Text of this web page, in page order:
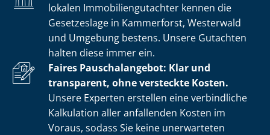
lokalen Im­mo­bi­li­en­gut­ach­ter kennen die
Gesetzeslage in Kammerforst, Westerwald
und Umgebung bestens. Unsere Gutachten
halten diese immer ein.
Faires Pauschalangebot: Klar und
transparent, ohne versteckte Kosten.
Unsere Experten erstellen eine verbindliche
Kalkulation aller anfallenden Kosten im
Voraus, sodass Sie keine unerwarteten